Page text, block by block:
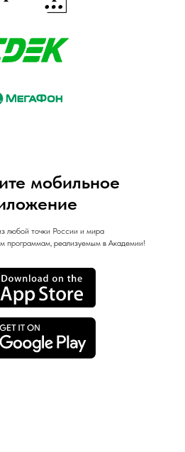
мобильное
любой точки России и мира
программам, реализуемым в Академии!